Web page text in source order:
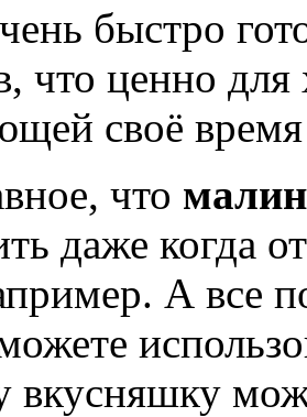
быстро
что ценно для
своё время
что
даже когда
А все
вкусняшку